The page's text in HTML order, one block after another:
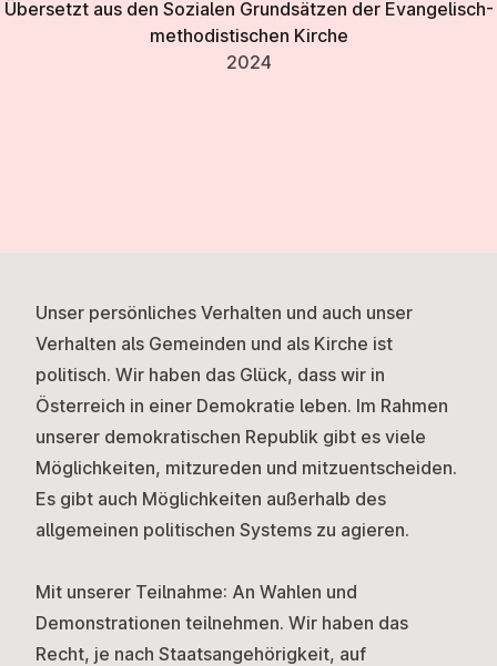
Übersetzt aus den Sozialen Grundsätzen der Evangelisch-
methodistischen Kirche
2024
Unser persönliches Verhalten und auch unser
Verhalten als Gemeinden und als Kirche ist
politisch. Wir haben das Glück, dass wir in
Österreich in einer Demokratie leben. Im Rahmen
unserer demokratischen Republik gibt es viele
Möglichkeiten, mitzureden und mitzuentscheiden.
Es gibt auch Möglichkeiten außerhalb des
allgemeinen politischen Systems zu agieren.
Mit unserer Teilnahme: An Wahlen und
Demonstrationen teilnehmen. Wir haben das
Recht, je nach Staatsangehörigkeit, auf